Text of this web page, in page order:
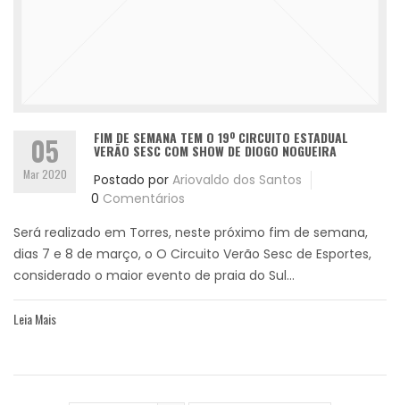
05
Mar 2020
FIM DE SEMANA TEM O 19º CIRCUITO ESTADUAL
VERÃO SESC COM SHOW DE DIOGO NOGUEIRA
Postado por Ariovaldo dos Santos
0 Comentários
Será realizado em Torres, neste próximo fim de semana,
dias 7 e 8 de março, o O Circuito Verão Sesc de Esportes,
considerado o maior evento de praia do Sul...
Leia Mais